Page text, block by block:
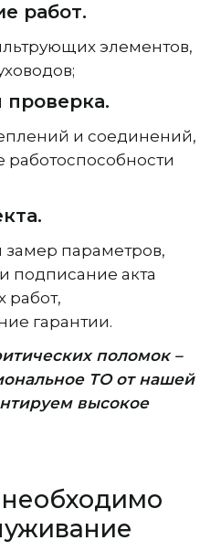
работ.
элементов,
и соединений,
работоспособности
параметров,
подписание акта
работ,
гарантии.
поломок –
ТО от нашей
высокое
необходимо